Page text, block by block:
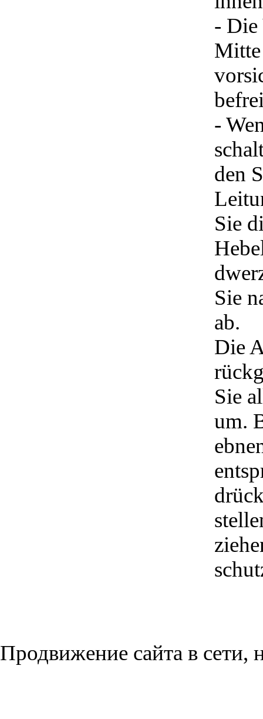
- Die
-
den
Sie
Sie
ab.
Die
Sie
um.
Продвижение сайта в сети,